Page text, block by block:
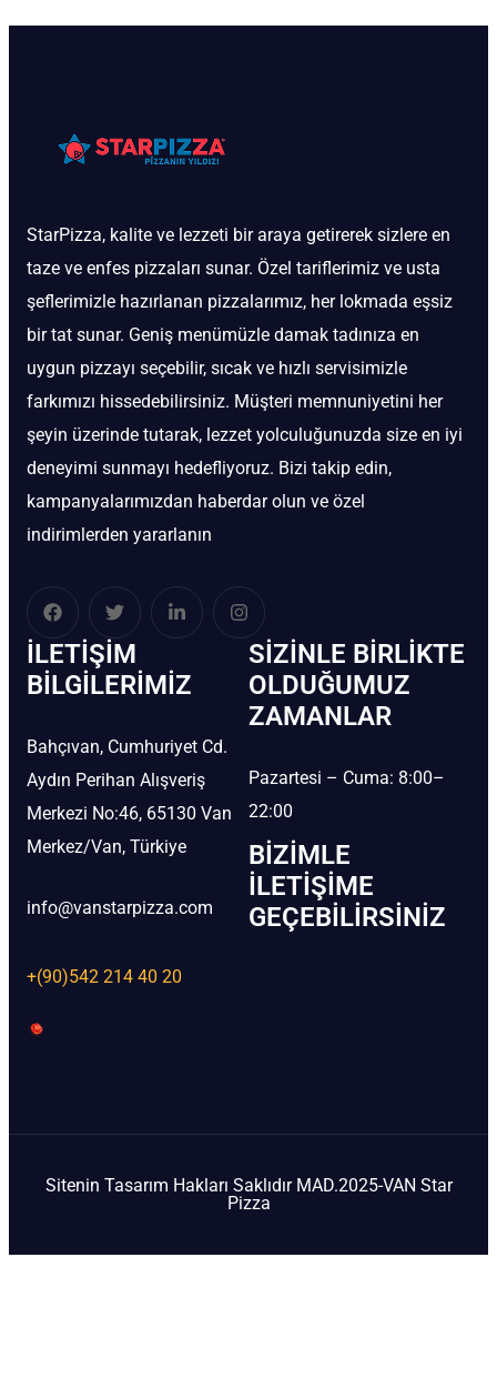
StarPizza, kalite ve lezzeti bir araya getirerek sizlere en
taze ve enfes pizzaları sunar. Özel tariflerimiz ve usta
şeflerimizle hazırlanan pizzalarımız, her lokmada eşsiz
bir tat sunar. Geniş menümüzle damak tadınıza en
uygun pizzayı seçebilir, sıcak ve hızlı servisimizle
farkımızı hissedebilirsiniz. Müşteri memnuniyetini her
şeyin üzerinde tutarak, lezzet yolculuğunuzda size en iyi
deneyimi sunmayı hedefliyoruz. Bizi takip edin,
kampanyalarımızdan haberdar olun ve özel
indirimlerden yararlanın
İLETIŞIM
BİLGILERIMIZ
Bahçıvan, Cumhuriyet Cd.
Aydın Perihan Alışveriş
Merkezi No:46, 65130 Van
Merkez/Van, Türkiye
info@vanstarpizza.com
+(90)542 214 40 20
SIZINLE BIRLIKTE
OLDUĞUMUZ
ZAMANLAR
Pazartesi – Cuma: 8:00–
22:00
BIZIMLE
İLETIŞIME
GEÇEBILIRSINIZ
Sitenin Tasarım Hakları Saklıdır MAD.2025-VAN Star
Pizza